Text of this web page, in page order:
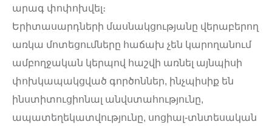
արագ փոփոխվել։
Երիտասարդների մասնակցությանը վերաբերող
առկա մոտեցումները հաճախ չեն կարողանում
ամբողջական կերպով հաշվի առնել այնպիսի
փոխկապակցված գործոններ, ինչպիսիք են
ինստիտուցիոնալ անվստահությունը,
ապատեղեկատվությունը, սոցիալ-տնտեսական